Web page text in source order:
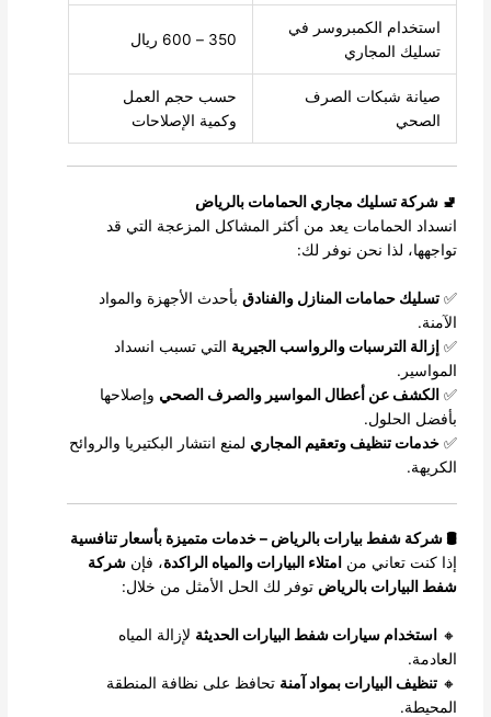
استخدام الكمبروسر في
تسليك المجاري
350 – 600 ريال
صيانة شبكات الصرف
الصحي
حسب حجم العمل
وكمية الإصلاحات
🚽 شركة تسليك مجاري الحمامات بالرياض
انسداد الحمامات يعد من أكثر المشاكل المزعجة التي قد
تواجهها، لذا نحن نوفر لك:
✅تسليك حمامات المنازل والفنادق بأحدث الأجهزة والمواد
الآمنة.
✅ إزالة الترسبات والرواسب الجيرية التي تسبب انسداد
المواسير.
✅ الكشف عن أعطال المواسير والصرف الصحي وإصلاحها
بأفضل الحلول.
✅خدمات تنظيف وتعقيم المجاري لمنع انتشار البكتيريا والروائح
الكريهة.
🛢️ شركة شفط بيارات بالرياض – خدمات متميزة بأسعار تنافسية
إذا كنت تعاني من
امتلاء البيارات والمياه الراكدة، فإنشركة
شفط البيارات بالرياض توفر لك الحل الأمثل من خلال:
🔸 استخدام سيارات شفط البيارات الحديثة لإزالة المياه
العادمة.
🔸تنظيف البيارات بمواد آمنة تحافظ على نظافة المنطقة
المحيطة.